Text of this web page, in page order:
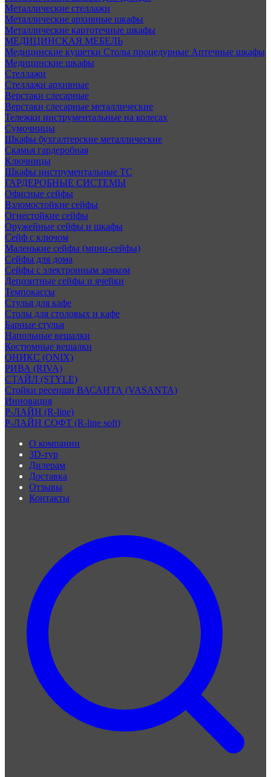
Металлические стеллажи
Металлические архивные шкафы
Металлические картотечные шкафы
МЕДИЦИНСКАЯ МЕБЕЛЬ
Медицинские кушетки Столы процедурные Аптечные шкафы
Медицинские шкафы
Стеллажи
Стеллажи архивные
Верстаки слесарные
Верстаки слесарные металлические
Тележки инструментальные на колесах
Сумочницы
Шкафы бухгалтерские металлические
Скамья гардеробная
Ключницы
Шкафы инструментальные ТС
ГАРДЕРОБНЫЕ СИСТЕМЫ
Офисные сейфы
Взломостойкие сейфы
Огнестойкие сейфы
Оружейные сейфы и шкафы
Сейф с ключом
Маленькие сейфы (мини-сейфы)
Сейфы для дома
Сейфы с электронным замком
Депозитные сейфы и ячейки
Темпокассы
Стулья для кафе
Столы для столовых и кафе
Барные стулья
Напольные вешалки
Костюмные вешалки
ОНИКС (ONIX)
РИВА (RIVA)
СТАЙЛ (STYLE)
Стойки ресепшн ВАСАНТА (VASANTA)
Инновация
Р-ЛАЙН (R-line)
Р-ЛАЙН СОФТ (R-line soft)
О компании
3D-тур
Дилерам
Доставка
Отзывы
Контакты